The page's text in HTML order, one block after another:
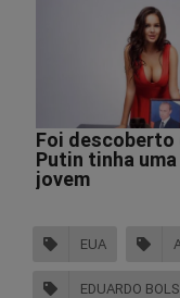
páginas,
processos.”
EUA
EDUARDO